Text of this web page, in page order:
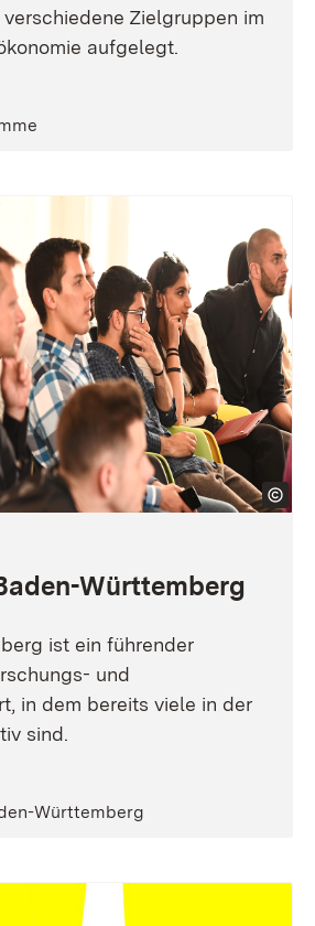
Zielgruppen im
aufgelegt.
Württemberg
ist ein führender
und
in dem bereits viele in der
sind.
Württemberg